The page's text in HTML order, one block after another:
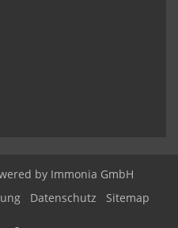
by Immonia GmbH
Datenschutz Sitemap